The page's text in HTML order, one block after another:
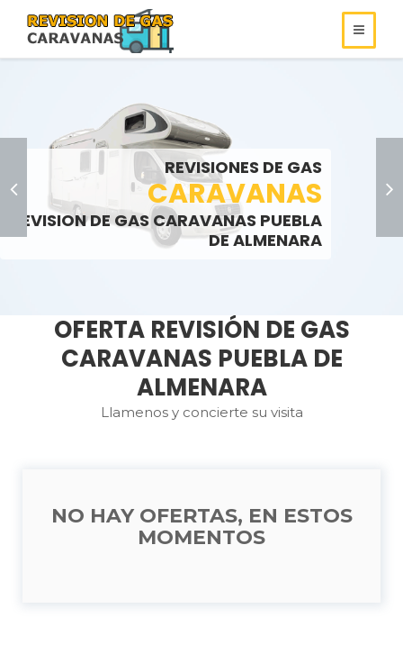
REVISIONES DE GAS
CARAVANAS
REVISION DE GAS CARAVANAS PUEBLA
DE ALMENARA
>
REVISIONES DE
GAS
AUTOCARAVANAS
LLAMENOS:
REVISIONES DE GAS
ROULOTS
SOMOS ESPECIALISTAS EN
REVISIONES DE GAS
LLAMENOS:
OFERTA REVISIÓN DE GAS
CARAVANAS PUEBLA DE
ALMENARA
Llamenos y concierte su visita
NO HAY OFERTAS, EN ESTOS
MOMENTOS